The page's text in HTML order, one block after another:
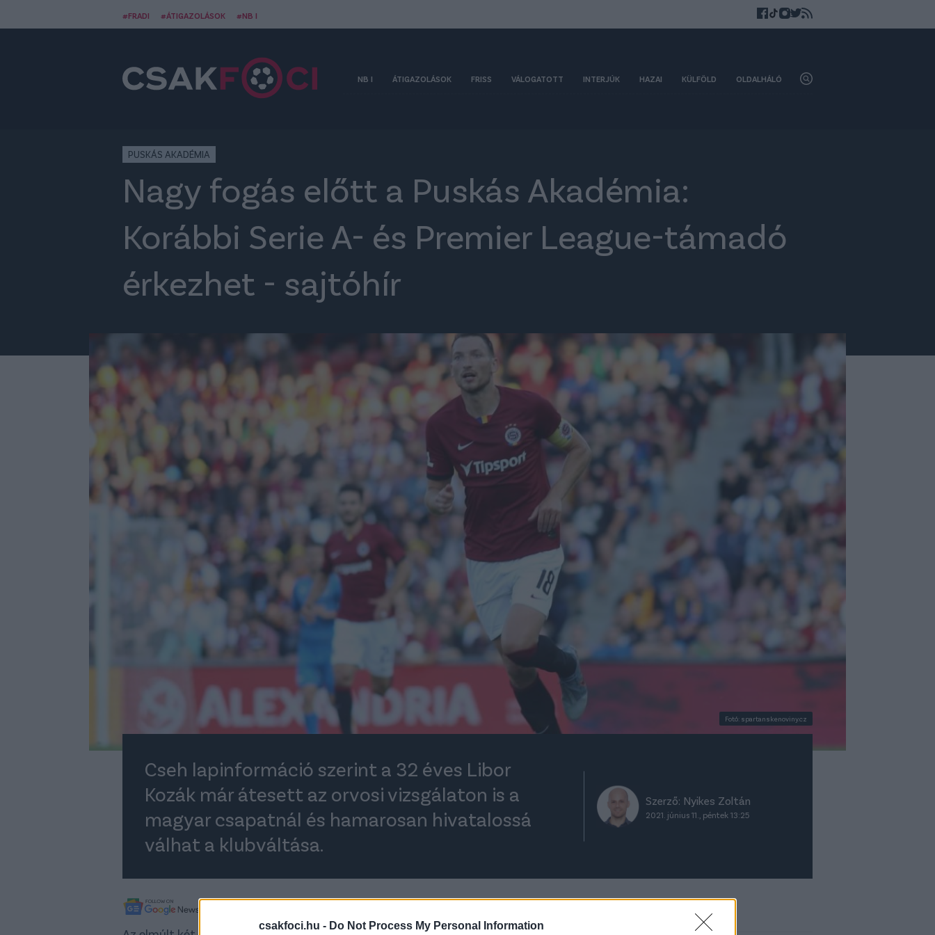
csakfoci.hu - Do Not Process My Personal Information
#FRADI #ÁTIGAZOLÁSOK #NB I
NB I ÁTIGAZOLÁSOK FRISS VÁLOGATOTT INTERJÚK HAZAI KÜLFÖLD OLDALHÁLÓ
PUSKÁS AKADÉMIA
Nagy fogás előtt a Puskás Akadémia:
Korábbi Serie A- és Premier League-támadó
érkezhet - sajtóhír
Fotó: spartanskenoviny.cz
Cseh lapinformáció szerint a 32 éves Libor
Kozák már átesett az orvosi vizsgálaton is a
magyar csapatnál és hamarosan hivatalossá
válhat a klubváltása.
Szerző: Nyikes Zoltán
2021. június 11., péntek 13:25
Ezeket ajánljuk